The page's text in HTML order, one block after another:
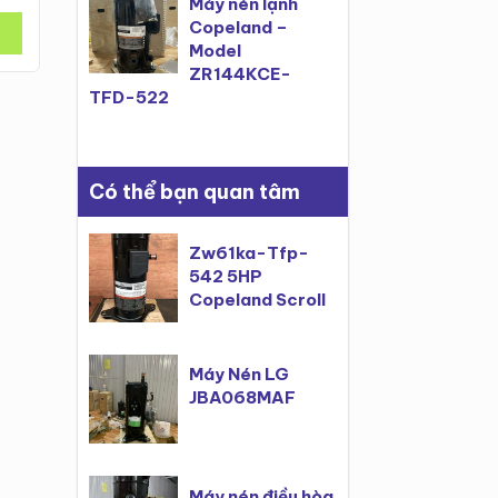
Xem thêmCopeland –
Model
ZR144KCE-
TFD-522
Có thể bạn quan tâm
Zw61ka-Tfp-
542 5HP
Copeland Scroll
Máy Nén LG
JBA068MAF